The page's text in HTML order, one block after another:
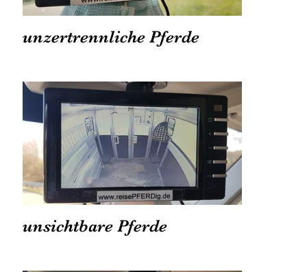
unzertrennliche Pferde
unsichtbare Pferde